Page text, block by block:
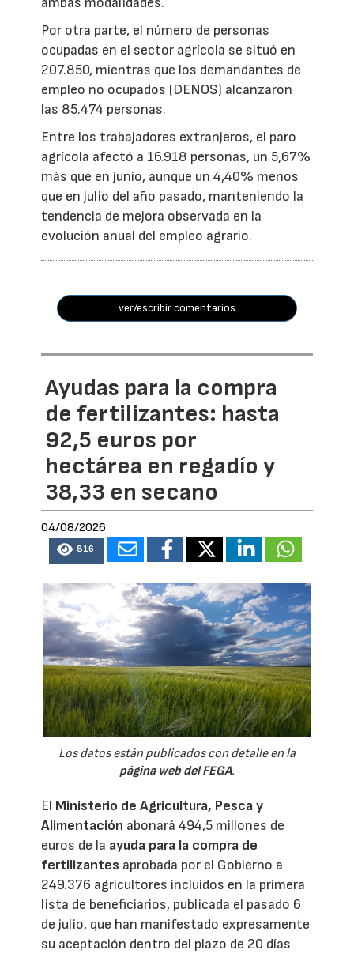
Por otra parte, el número de personas
ocupadas en el sector agrícola se situó en
207.850, mientras que los demandantes de
empleo no ocupados (DENOS) alcanzaron
las 85.474 personas.
Entre los trabajadores extranjeros, el paro
agrícola afectó a 16.918 personas, un 5,67%
más que en junio, aunque un 4,40% menos
que en julio del año pasado, manteniendo la
tendencia de mejora observada en la
evolución anual del empleo agrario.
ver/escribir comentarios
Ayudas para la compra
de fertilizantes: hasta
92,5 euros por
hectárea en regadío y
38,33 en secano
04/08/2026
816
Los datos están publicados con detalle en la
página web del FEGA.
El Ministerio de Agricultura, Pesca y
Alimentación abonará 494,5 millones de
euros de la ayuda para la compra de
fertilizantes aprobada por el Gobierno a
249.376 agricultores incluidos en la primera
lista de beneficiarios, publicada el pasado 6
de julio, que han manifestado expresamente
su aceptación dentro del plazo de 20 días